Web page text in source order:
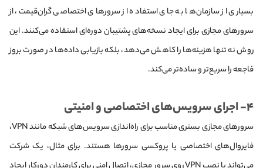
بسیاری از سازمان‌ها به جای استفاده از سرورهای اختصاصی گران‌قیمت، از
سرورهای مجازی برای ایجاد نسخه‌های پشتیبان دوره‌ای استفاده می‌کنند. این
روش نه تنها هزینه‌ها را کاهش می‌دهد، بلکه بازیابی داده‌ها در صورت بروز
فاجعه را سریع‌تر و ساده‌تر می‌کند.
۴- اجرای سرویس‌های اختصاصی و امنیتی
سرورهای مجازی بستری مناسب برای راه‌اندازی سرویس‌های شبکه مانند VPN،
فایروال‌های اختصاصی یا پروکسی سرورها هستند. برای مثال، یک شرکت